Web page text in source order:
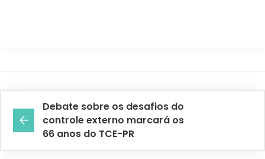
Debate sobre os desafios do
controle externo marcará os
66 anos do TCE-PR